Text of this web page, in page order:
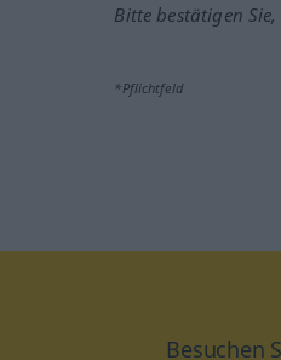
Bitte bestätigen
*Pflichtfeld
Besuchen